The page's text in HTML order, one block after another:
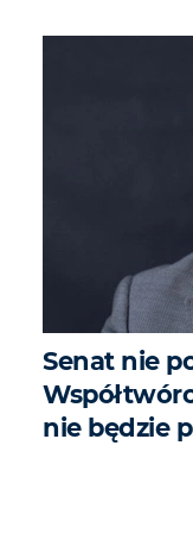
Senat nie
nie będzie